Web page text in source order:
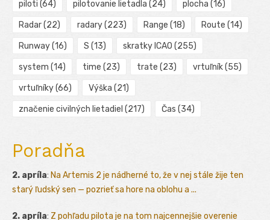
piloti (64) pilotovanie lietadla (24) plocha (16)
Radar(22) radary(223) Range (18) Route (14)
Runway(16) S (13) skratky ICAO (255)
system (14) time (23) trate (23) vrtuľník(55)
vrtuľníky(66) Výška (21)
značenie civilných lietadiel (217) Čas (34)
Poradňa
2. apríla: Na Artemis 2 je nádherné to, že v nej stále žije ten
starý ľudský sen — pozrieť sa hore na oblohu a ...
2. apríla: Z pohľadu pilota je na tom najcennejšie overenie